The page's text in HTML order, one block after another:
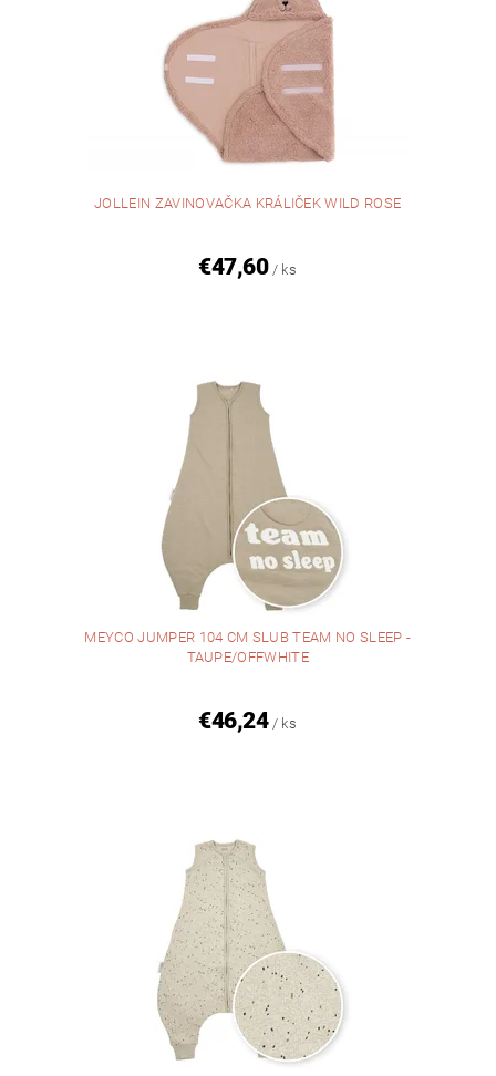
JOLLEIN ZAVINOVAČKA KRÁLIČEK WILD ROSE
€47,60 / ks
MEYCO JUMPER 104 CM SLUB TEAM NO SLEEP -
TAUPE/OFFWHITE
€46,24 / ks